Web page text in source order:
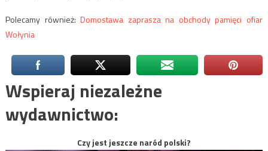
Polecamy również:Domostawa zaprasza na obchody pamięci ofiar
Wołynia
Wspieraj niezależne
wydawnictwo:
Czy jest jeszcze naród polski?